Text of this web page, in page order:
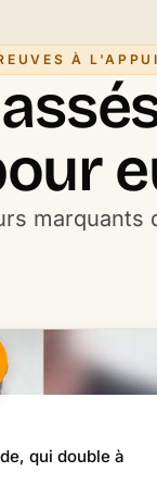
À L'APPUI
qui double à